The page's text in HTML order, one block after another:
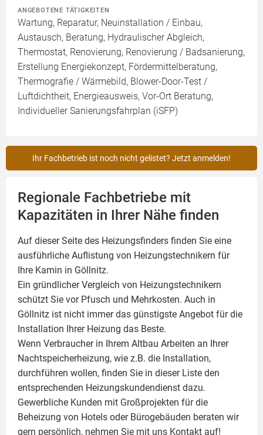
ANGEBOTENE TÄTIGKEITEN
Wartung, Reparatur, Neuinstallation / Einbau,
Austausch, Beratung, Hydraulischer Abgleich,
Thermostat, Renovierung, Renovierung / Badsanierung,
Erstellung Energiekonzept, Fördermittelberatung,
Thermografie / Wärmebild, Blower-Door-Test /
Luftdichtheit, Energieausweis, Vor-Ort Beratung,
Individueller Sanierungsfahrplan (iSFP)
Ihr Fachbetrieb ist noch nicht gelistet? Jetzt anmelden!
Regionale Fachbetriebe mit
Kapazitäten in Ihrer Nähe finden
Auf dieser Seite des Heizungsfinders finden Sie eine
ausführliche Auflistung von Heizungstechnikern für
Ihre Kamin in Göllnitz.
Ein gründlicher Vergleich von Heizungstechnikern
schützt Sie vor Pfusch und Mehrkosten. Auch in
Göllnitz ist nicht immer das günstigste Angebot für die
Installation Ihrer Heizung das Beste.
Wenn Verbraucher in Ihrem Altbau Arbeiten an Ihrer
Nachtspeicherheizung, wie z.B. die Installation,
durchführen wollen, finden Sie in dieser Liste den
entsprechenden Heizungskundendienst dazu.
Gewerbliche Kunden mit Großprojekten für die
Beheizung von Hotels oder Bürogebäuden beraten wir
gern persönlich, nehmen Sie mit uns Kontakt auf!